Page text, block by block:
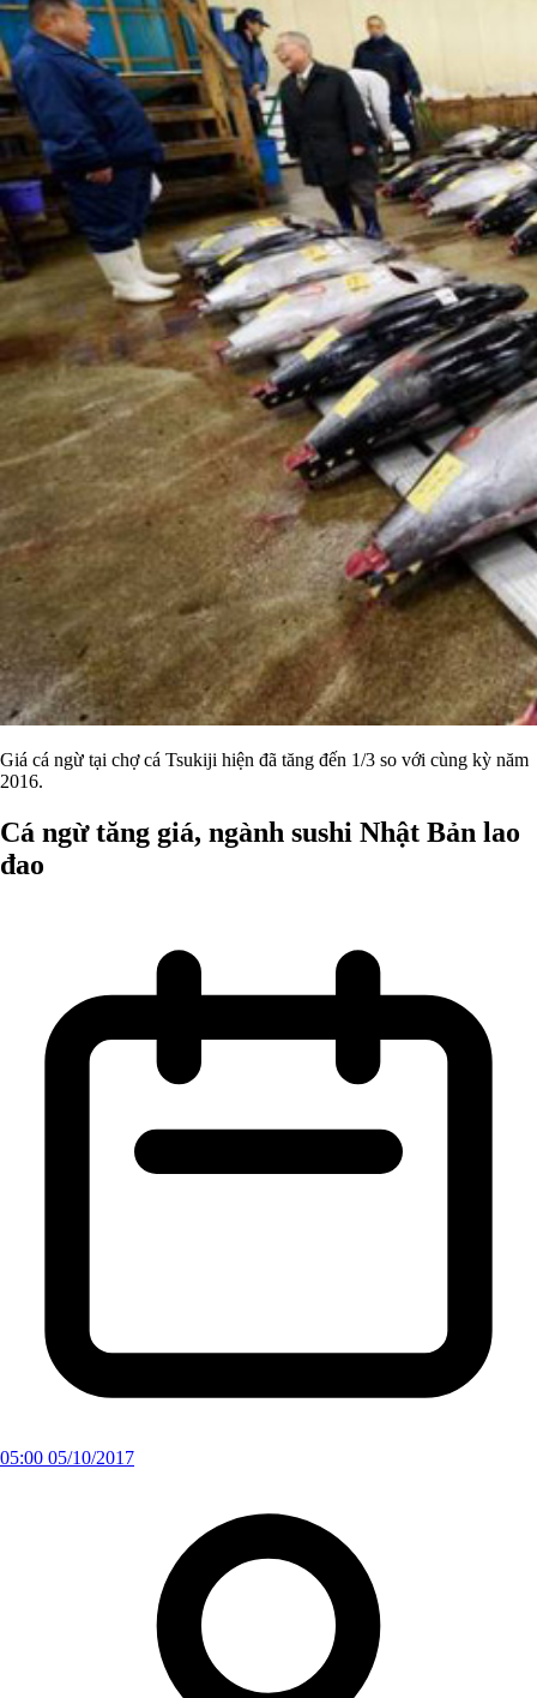
Giá cá ngừ tại chợ cá Tsukiji hiện đã tăng đến 1/3 so với cùng kỳ năm
2016.
Cá ngừ tăng giá, ngành sushi Nhật Bản lao
đao
05:00 05/10/2017